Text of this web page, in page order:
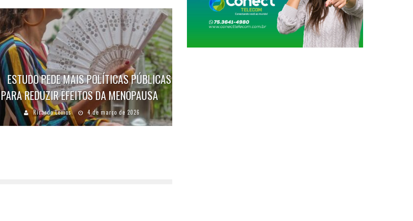
ESTUDO PEDE MAIS POLÍTICAS PÚBLICAS
PARA REDUZIR EFEITOS DA MENOPAUSA
Ricardo Lemos 4 de março de 2026